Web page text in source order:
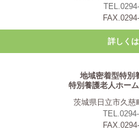
詳しく
地域密着型特別
特別養護老人ホー
茨城県日立市久慈